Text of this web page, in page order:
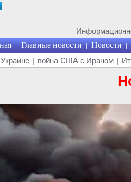
| Главные новости | Новости |
| война США с Ираном |